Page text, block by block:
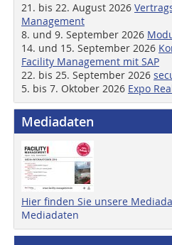
21. bis 22. August 2026
Management
8. und 9. September 2026
14. und 15. September 2026
Facility Management mit SAP
22. bis 25. September 2026
5. bis 7. Oktober 2026 Expo
Mediadaten
Hier finden Sie unsere
Mediadaten